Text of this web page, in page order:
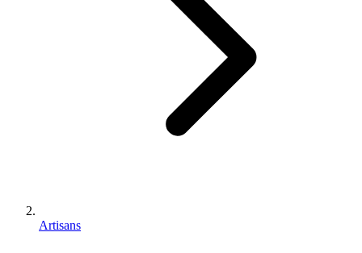
Artisans